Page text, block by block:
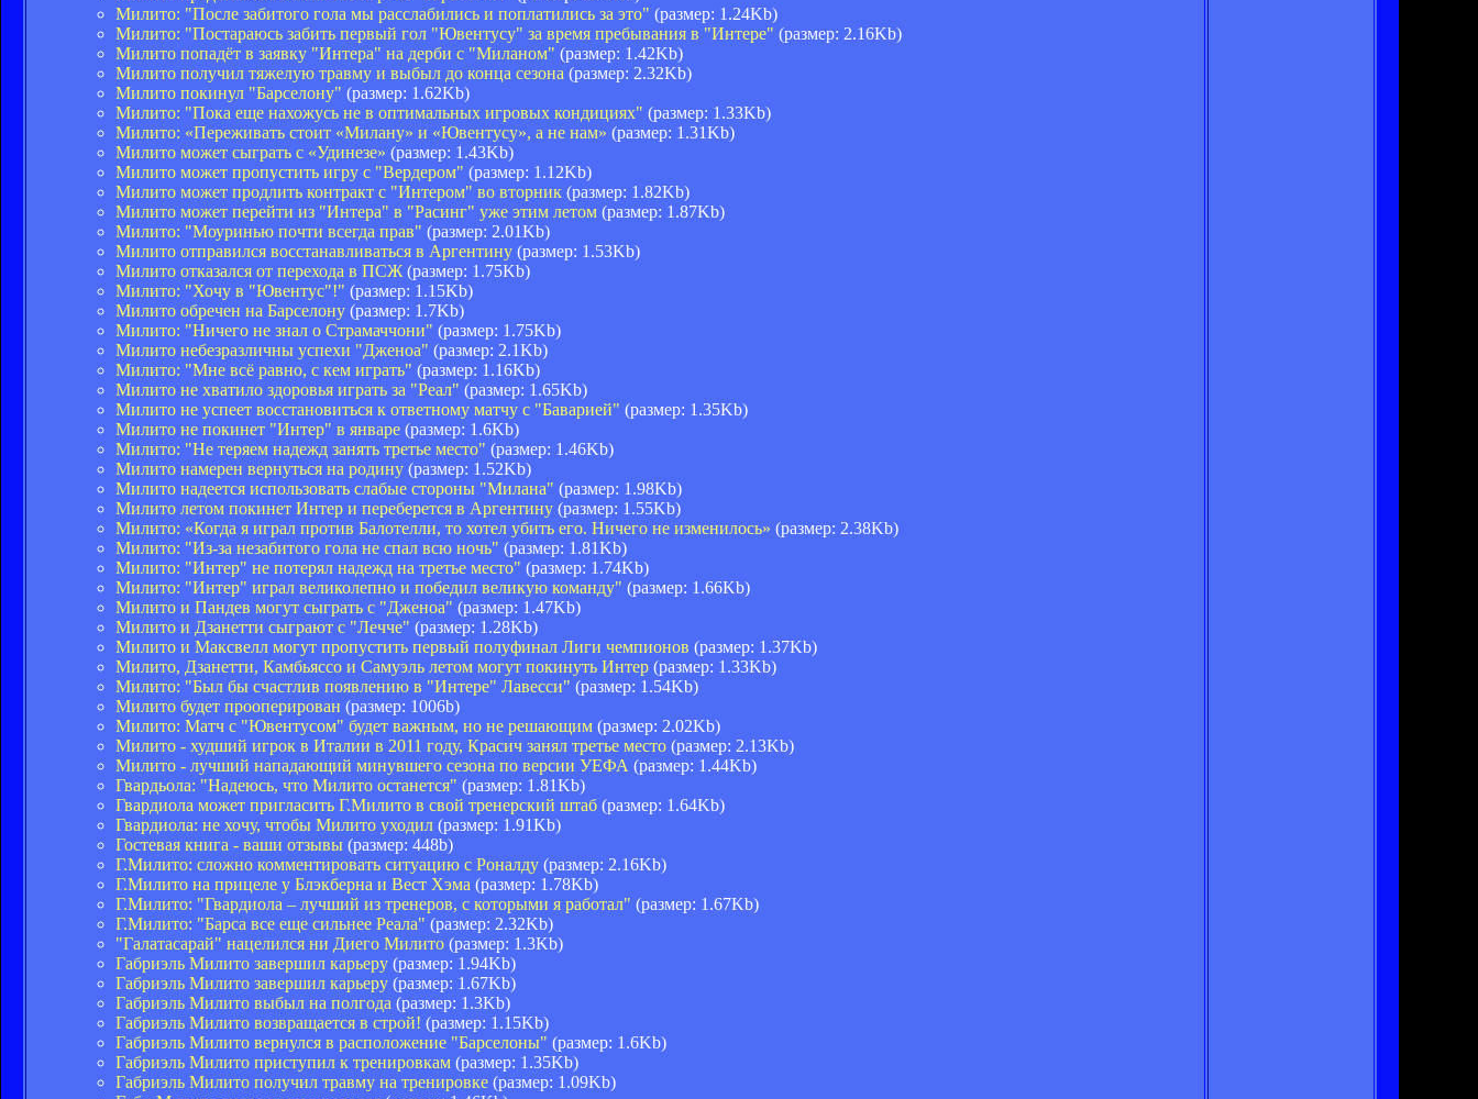
Милито: "После забитого гола мы расслабились и поплатились за это" (размер: 1.24Kb)
Милито: "Постараюсь забить первый гол "Ювентусу" за время пребывания в "Интере" (размер: 2.16Kb)
Милито попадёт в заявку "Интера" на дерби с "Миланом" (размер: 1.42Kb)
Милито получил тяжелую травму и выбыл до конца сезона (размер: 2.32Kb)
Милито покинул "Барселону" (размер: 1.62Kb)
Милито: "Пока еще нахожусь не в оптимальных игровых кондициях" (размер: 1.33Kb)
Милито: «Переживать стоит «Милану» и «Ювентусу», а не нам» (размер: 1.31Kb)
Милито может сыграть с «Удинезе» (размер: 1.43Kb)
Милито может пропустить игру с "Вердером" (размер: 1.12Kb)
Милито может продлить контракт с "Интером" во вторник (размер: 1.82Kb)
Милито может перейти из "Интера" в "Расинг" уже этим летом (размер: 1.87Kb)
Милито: "Моуринью почти всегда прав" (размер: 2.01Kb)
Милито отправился восстанавливаться в Аргентину (размер: 1.53Kb)
Милито отказался от перехода в ПСЖ (размер: 1.75Kb)
Милито: "Хочу в "Ювентус"!" (размер: 1.15Kb)
Милито обречен на Барселону (размер: 1.7Kb)
Милито: "Ничего не знал о Страмаччони" (размер: 1.75Kb)
Милито небезразличны успехи "Дженоа" (размер: 2.1Kb)
Милито: "Мне всё равно, с кем играть" (размер: 1.16Kb)
Милито не хватило здоровья играть за "Реал" (размер: 1.65Kb)
Милито не успеет восстановиться к ответному матчу с "Баварией" (размер: 1.35Kb)
Милито не покинет "Интер" в январе (размер: 1.6Kb)
Милито: "Не теряем надежд занять третье место" (размер: 1.46Kb)
Милито намерен вернуться на родину (размер: 1.52Kb)
Милито надеется использовать слабые стороны "Милана" (размер: 1.98Kb)
Милито летом покинет Интер и переберется в Аргентину (размер: 1.55Kb)
Милито: «Когда я играл против Балотелли, то хотел убить его. Ничего не изменилось» (размер: 2.38Kb)
Милито: "Из-за незабитого гола не спал всю ночь" (размер: 1.81Kb)
Милито: "Интер" не потерял надежд на третье место" (размер: 1.74Kb)
Милито: "Интер" играл великолепно и победил великую команду" (размер: 1.66Kb)
Милито и Пандев могут сыграть с "Дженоа" (размер: 1.47Kb)
Милито и Дзанетти сыграют с "Лечче" (размер: 1.28Kb)
Милито и Максвелл могут пропустить первый полуфинал Лиги чемпионов (размер: 1.37Kb)
Милито, Дзанетти, Камбьяссо и Самуэль летом могут покинуть Интер (размер: 1.33Kb)
Милито: "Был бы счастлив появлению в "Интере" Лавесси" (размер: 1.54Kb)
Милито будет прооперирован (размер: 1006b)
Милито: Матч с "Ювентусом" будет важным, но не решающим (размер: 2.02Kb)
Милито - худший игрок в Италии в 2011 году, Красич занял третье место (размер: 2.13Kb)
Милито - лучший нападающий минувшего сезона по версии УЕФА (размер: 1.44Kb)
Гвардьола: "Надеюсь, что Милито останется" (размер: 1.81Kb)
Гвардиола может пригласить Г.Милито в свой тренерский штаб (размер: 1.64Kb)
Гвардиола: не хочу, чтобы Милито уходил (размер: 1.91Kb)
Гостевая книга - ваши отзывы (размер: 448b)
Г.Милито: сложно комментировать ситуацию с Роналду (размер: 2.16Kb)
Г.Милито на прицеле у Блэкберна и Вест Хэма (размер: 1.78Kb)
Г.Милито: "Гвардиола – лучший из тренеров, с которыми я работал" (размер: 1.67Kb)
Г.Милито: "Барса все еще сильнее Реала" (размер: 2.32Kb)
"Галатасарай" нацелился ни Диего Милито (размер: 1.3Kb)
Габриэль Милито завершил карьеру (размер: 1.94Kb)
Габриэль Милито завершил карьеру (размер: 1.67Kb)
Габриэль Милито выбыл на полгода (размер: 1.3Kb)
Габриэль Милито возвращается в строй! (размер: 1.15Kb)
Габриэль Милито вернулся в расположение "Барселоны" (размер: 1.6Kb)
Габриэль Милито приступил к тренировкам (размер: 1.35Kb)
Габриэль Милито получил травму на тренировке (размер: 1.09Kb)